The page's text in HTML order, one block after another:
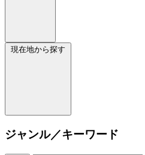
現在地から探す
ジャンル／キーワード